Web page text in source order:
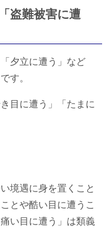
盗難被害に遭
夕立に遭う」など
す。
目に遭う」「たまに
境遇に身を置くこと
とや酷い目に遭うこ
い目に遭う」は類義